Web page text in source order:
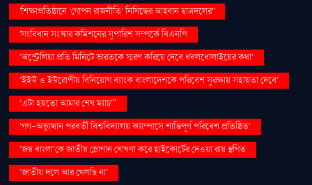
'শিক্ষাপ্রতিষ্ঠানে ‘গোপন রাজনীতি’ নিষিদ্ধের আহ্বান ছাত্রদলের''
'সংবিধান সংস্কার কমিশনের সুপারিশ সম্পর্কে বিএনপি
‘অস্ট্রেলিয়া প্রতি মিনিটে ভারতকে স্মরণ করিয়ে দেবে ধবলধোলাইয়ের কথা’
‘ইইউ ও ইউরোপীয় বিনিয়োগ ব্যাংক বাংলাদেশকে পরিবেশ সুরক্ষায় সহায়তা দেবে’
‘এটা হয়তো আমার শেষ ম্যাচ’"
‘গণ–অভ্যুত্থান পরবর্তী বিশ্ববিদ্যালয় ক্যাম্পাসে শান্তিপূর্ণ পরিবেশ প্রতিষ্ঠিত’
‘জয় বাংলা’কে জাতীয় স্লোগান ঘোষণা করে হাইকোর্টের দেওয়া রায় স্থগিত
‘জাতীয় দলে আর খেলছি না’